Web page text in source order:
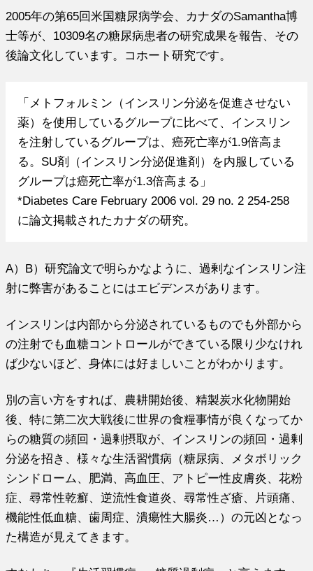
2005年の第65回米国糖尿病学会、カナダのSamantha博
士等が、10309名の糖尿病患者の研究成果を報告、その
後論文化しています。コホート研究です。
「メトフォルミン（インスリン分泌を促進させない
薬）を使用しているグループに比べて、インスリン
を注射しているグループは、癌死亡率が1.9倍高ま
る。SU剤（インスリン分泌促進剤）を内服している
グループは癌死亡率が1.3倍高まる」
*Diabetes Care February 2006 vol. 29 no. 2 254-258
に論文掲載されたカナダの研究。
A）B）研究論文で明らかなように、過剰なインスリン注
射に弊害があることにはエビデンスがあります。
インスリンは内部から分泌されているものでも外部から
の注射でも血糖コントロールができている限り少なけれ
ば少ないほど、身体には好ましいことがわかります。
別の言い方をすれば、農耕開始後、精製炭水化物開始
後、特に第二次大戦後に世界の食糧事情が良くなってか
らの糖質の頻回・過剰摂取が、インスリンの頻回・過剰
分泌を招き、様々な生活習慣病（糖尿病、メタボリック
シンドローム、肥満、高血圧、アトピー性皮膚炎、花粉
症、尋常性乾癬、逆流性食道炎、尋常性ざ瘡、片頭痛、
機能性低血糖、歯周症、潰瘍性大腸炎…）の元凶となっ
た構造が見えてきます。